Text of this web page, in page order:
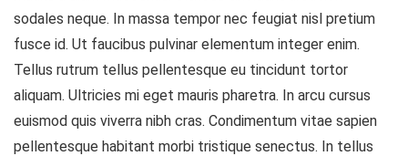
sodales neque. In massa tempor nec feugiat nisl pretium
fusce id. Ut faucibus pulvinar elementum integer enim.
Tellus rutrum tellus pellentesque eu tincidunt tortor
aliquam. Ultricies mi eget mauris pharetra. In arcu cursus
euismod quis viverra nibh cras. Condimentum vitae sapien
pellentesque habitant morbi tristique senectus. In tellus